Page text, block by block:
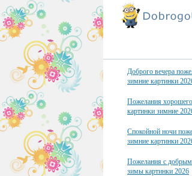
Доброго вечера
зимние картинки
Пожелания
картинки зимние
Спокойной ночи
зимние картинки
Пожелания с
зимы картинки 2026